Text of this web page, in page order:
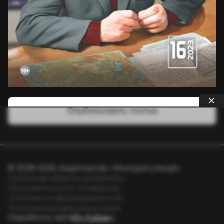
Опубликовать статью
Разработка сайта